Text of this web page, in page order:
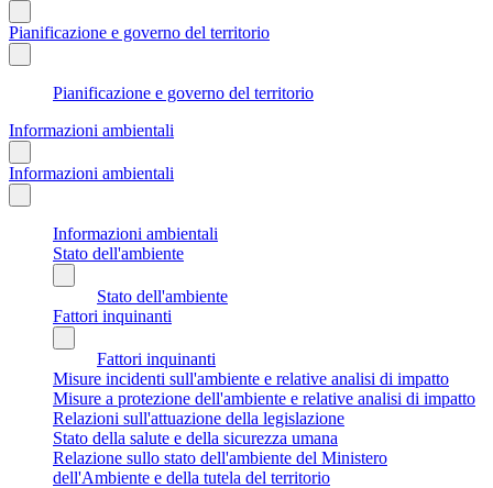
Pianificazione e governo del territorio
Pianificazione e governo del territorio
Informazioni ambientali
Informazioni ambientali
Informazioni ambientali
Stato dell'ambiente
Stato dell'ambiente
Fattori inquinanti
Fattori inquinanti
Misure incidenti sull'ambiente e relative analisi di impatto
Misure a protezione dell'ambiente e relative analisi di impatto
Relazioni sull'attuazione della legislazione
Stato della salute e della sicurezza umana
Relazione sullo stato dell'ambiente del Ministero
dell'Ambiente e della tutela del territorio